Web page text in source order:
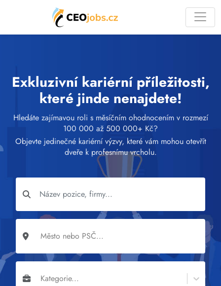
Exkluzivní kariérní příležitosti,
které jinde nenajdete!
Hledáte zajímavou roli s měsíčním ohodnocením v rozmezí
100 000 až 500 000+ Kč?
Objevte jedinečné kariérní výzvy, které vám mohou otevřít
dveře k profesnímu vrcholu.
Město nebo PSČ...
Kategorie...